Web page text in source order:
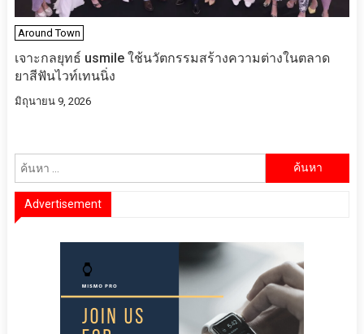
Around Town
เจาะกลยุทธ์ usmile ใช้นวัตกรรมสร้างความต่างในตลาด
ยาสีฟันไวท์เทนนิ่ง
มิถุนายน 9, 2026
Advertisement